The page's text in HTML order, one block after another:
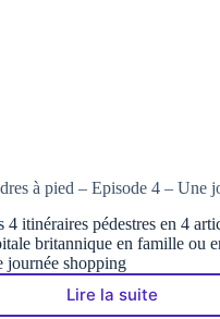
à pied – Episode 4 – Une
4 itinéraires pédestres en 4
britannique en famille ou
journée shopping
Lire la suite
Découvrez